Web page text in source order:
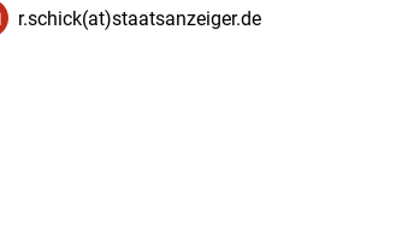
r.schick(at)staatsanzeiger.de